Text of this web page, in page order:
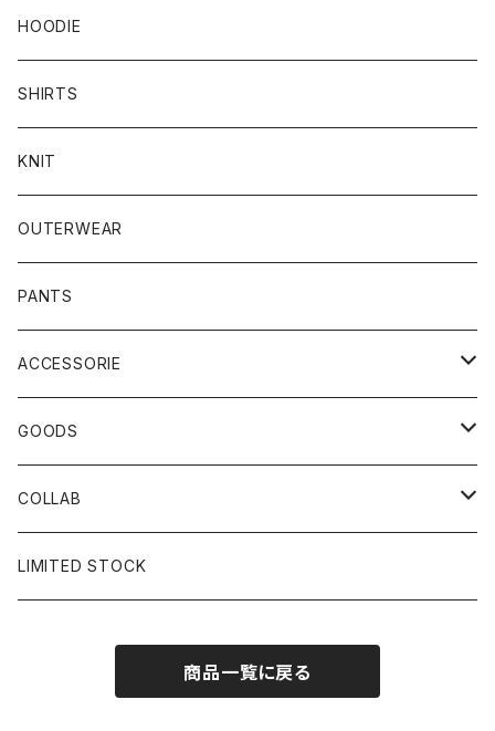
HOODIE
SHIRTS
KNIT
OUTERWEAR
PANTS
ACCESSORIE
CAP
BUCKET HAT
SOCKS
GOODS
STICKER
GLASS
COLLAB
×岩井ジョニ男
LIMITED STOCK
商品一覧に戻る